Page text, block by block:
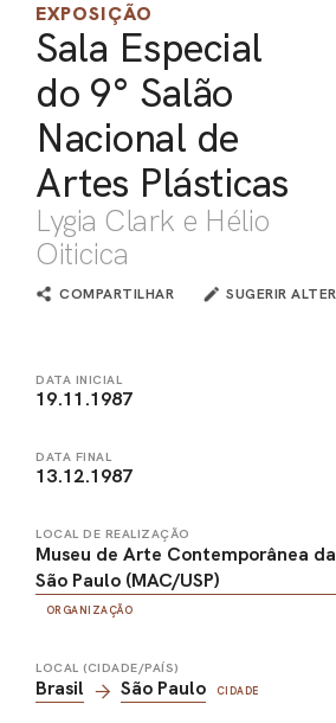
EXPOSIÇÃO
Sala Especial
do 9° Salão
Nacional de
Artes Plásticas
Lygia Clark e Hélio
Oiticica
COMPARTILHAR SUGERIR
DATA INICIAL
19.11.1987
DATA FINAL
13.12.1987
LOCAL DE REALIZAÇÃO
Museu de Arte Contemporânea
São Paulo (MAC/USP)
ORGANIZAÇÃO
LOCAL (CIDADE/PAÍS)
Brasil São Paulo CIDADE